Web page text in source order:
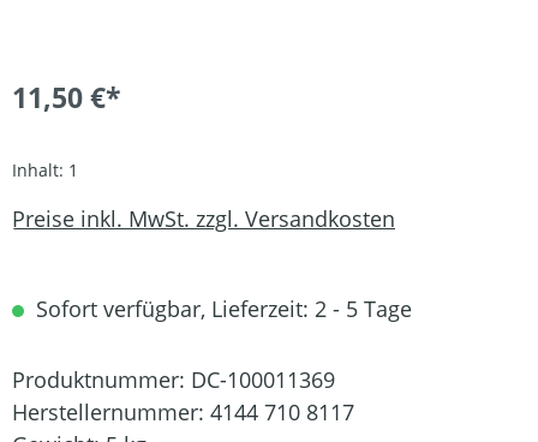
11,50 €*
Inhalt: 1
Preise inkl. MwSt. zzgl. Versandkosten
Sofort verfügbar, Lieferzeit: 2 - 5 Tage
Produktnummer: DC-100011369
Herstellernummer: 4144 710 8117